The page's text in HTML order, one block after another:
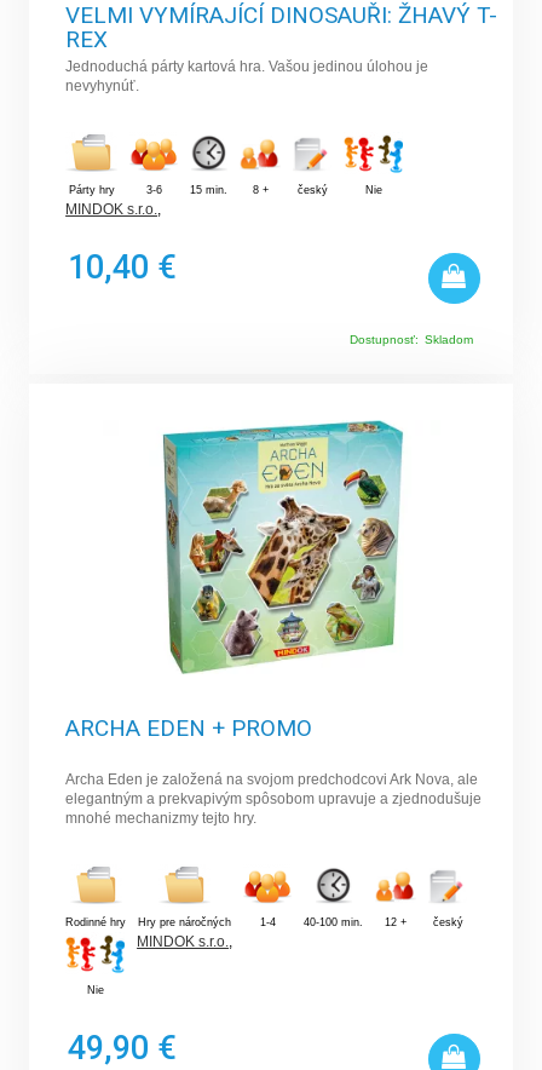
VELMI VYMÍRAJÍCÍ DINOSAUŘI: ŽHAVÝ T-
REX
Jednoduchá párty kartová hra. Vašou jedinou úlohou je
nevyhynúť.
Párty hry 3-6 15 min. 8 + český Nie
MINDOK s.r.o.,
10,40 €
Dostupnosť: Skladom
ARCHA EDEN + PROMO
Archa Eden je založená na svojom predchodcovi Ark Nova, ale
elegantným a prekvapivým spôsobom upravuje a zjednodušuje
mnohé mechanizmy tejto hry.
Rodinné hry Hry pre náročných 1-4 40-100 min. 12 + český
Nie
MINDOK s.r.o.,
49,90 €